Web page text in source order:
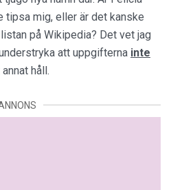
tipsa mig, eller är det kanske
på Wikipedia? Det vet jag
att uppgifterna inte
håll.